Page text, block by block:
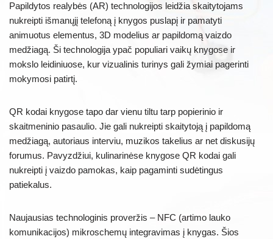
Papildytos realybės (AR) technologijos leidžia skaitytojams
nukreipti išmanųjį telefoną į knygos puslapį ir pamatyti
animuotus elementus, 3D modelius ar papildomą vaizdo
medžiagą. Ši technologija ypač populiari vaikų knygose ir
mokslo leidiniuose, kur vizualinis turinys gali žymiai pagerinti
mokymosi patirtį.
QR kodai knygose tapo dar vienu tiltu tarp popierinio ir
skaitmeninio pasaulio. Jie gali nukreipti skaitytoją į papildomą
medžiagą, autoriaus interviu, muzikos takelius ar net diskusijų
forumus. Pavyzdžiui, kulinarinėse knygose QR kodai gali
nukreipti į vaizdo pamokas, kaip pagaminti sudėtingus
patiekalus.
Naujausias technologinis proveržis – NFC (artimo lauko
komunikacijos) mikroschemų integravimas į knygas. Šios